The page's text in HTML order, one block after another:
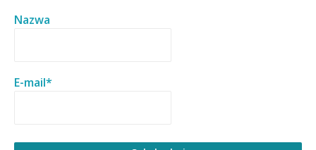
Nazwa
E-mail*